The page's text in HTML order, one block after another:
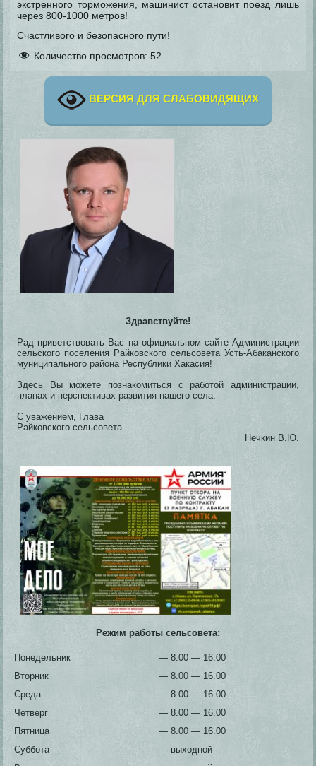
экстренного торможения, машинист остановит поезд лишь
через 800-1000 метров!
Счастливого и безопасного пути!
Количество просмотров: 52
ВЕРСИЯ ДЛЯ СЛАБОВИДЯЩИХ
Здравствуйте!
Рад приветствовать Вас на официальном сайте Администрации
сельского поселения Райковского сельсовета Усть-Абаканского
муниципального района Республики Хакасия!
Здесь Вы можете познакомиться с работой администрации,
планах и перспективах развития нашего села.
С уважением, Глава
Райковского сельсовета
Нечкин В.Ю.
Режим работы сельсовета:
Понедельник
— 8.00 — 16.00
Вторник
— 8.00 — 16.00
Среда
— 8.00 — 16.00
Четверг
— 8.00 — 16.00
Пятница
— 8.00 — 16.00
Суббота
— выходной